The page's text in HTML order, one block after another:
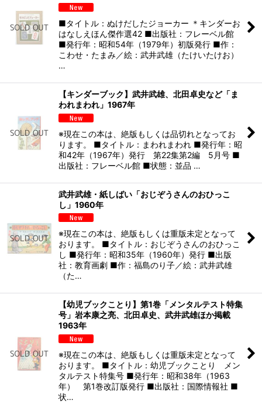
■タイトル：ぬけだしたジョーカー ＊キンダーお
はなしえほん傑作選42 ■出版社：フレーベル館
■発行年：昭和54年（1979年）初版発行 ■作：
こわせ・たまみ／絵：武井武雄（たけいたけお）
…
【キンダーブック】武井武雄、北田卓史など「ま
われまわれ」1967年
※現在この本は、絶版もしくは品切れとなってお
ります。 ■タイトル：まわれまわれ ■発行年：昭
和42年（1967年）発行 第22集第2編 5月号 ■
出版社：フレーベル館 ■状態：並品 …
武井武雄・紙しばい「おじぞうさんのおひっこ
し」1960年
※現在この本は、絶版もしくは重版未定となって
おります。 ■タイトル：おじぞうさんのおひっこ
し ■発行年：昭和35年（1960年）発行 ■出版
社：教育画劇 ■作：福島のり子／絵：武井武雄
（た…
【幼児ブックことり】第1巻「メンタルテスト特集
号」岩本康之亮、北田卓史、武井武雄ほか掲載
1963年
※現在この本は、絶版もしくは重版未定となって
おります。 ■タイトル：幼児ブックことり メン
タルテスト特集号 ■発行年：昭和38年（1963
年） 第1巻改訂版発行 ■出版社：国際情報社 ■
状…